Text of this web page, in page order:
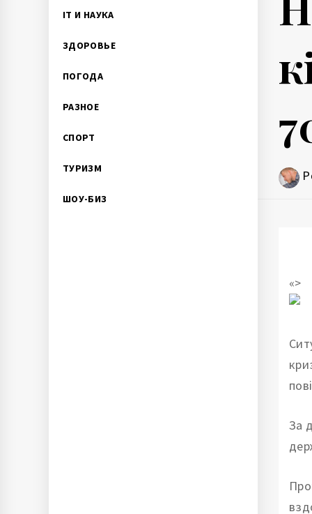
IT И НАУКА
ЗДОРОВЬЕ
ПОГОДА
РАЗНОЕ
СПОРТ
ТУРИЗМ
ШОУ-БИЗ
«>
За